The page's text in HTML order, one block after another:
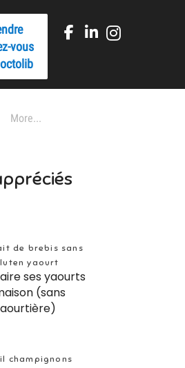
vous
More...
de brebis sans
yaourt
ses yaourts
(sans
champignons